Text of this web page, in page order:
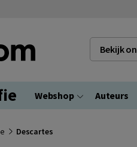
Bekijk
Webshop Auteurs
Descartes